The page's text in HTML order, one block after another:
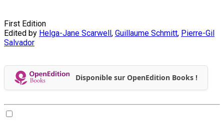
First Edition
Edited by Helga-Jane Scarwell, Guillaume Schmitt, Pierre-Gil
Salvador
Disponible sur OpenEdition Books !